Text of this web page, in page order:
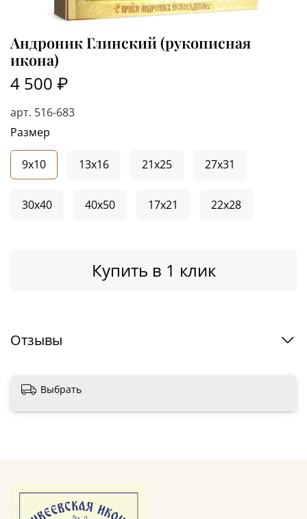
арт. 516-683
Андроник Глинский (рукописная
икона)
4 500 ₽
Купить в 1 клик
Размер
9x10 13x16 21x25 27x31
30x40 40x50 17x21 22x28
Отзывы
Выбрать